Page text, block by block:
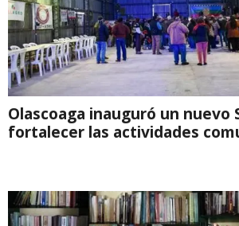
Olascoaga inauguró un nuevo
fortalecer las actividades